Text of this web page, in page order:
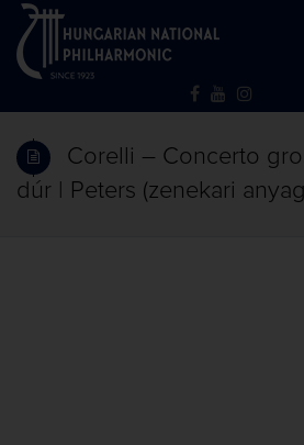
Corelli – Concerto
dúr | Peters (zenekari